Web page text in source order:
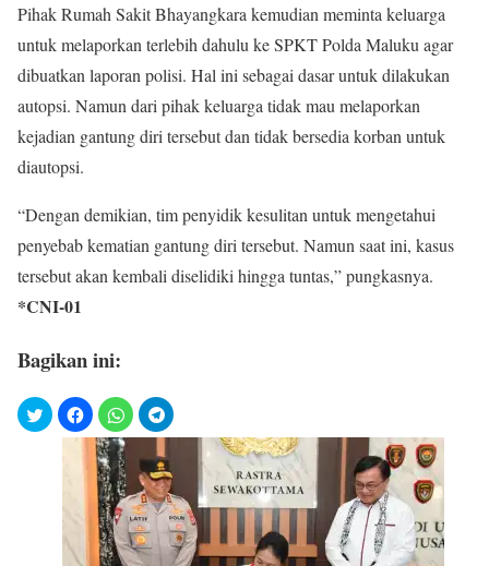
Pihak Rumah Sakit Bhayangkara kemudian meminta keluarga
untuk melaporkan terlebih dahulu ke SPKT Polda Maluku agar
dibuatkan laporan polisi. Hal ini sebagai dasar untuk dilakukan
autopsi. Namun dari pihak keluarga tidak mau melaporkan
kejadian gantung diri tersebut dan tidak bersedia korban untuk
diautopsi.
“Dengan demikian, tim penyidik kesulitan untuk mengetahui
penyebab kematian gantung diri tersebut. Namun saat ini, kasus
tersebut akan kembali diselidiki hingga tuntas,” pungkasnya.
*CNI-01
Bagikan ini: